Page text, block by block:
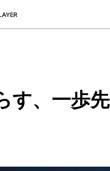
AYER
す、一歩先